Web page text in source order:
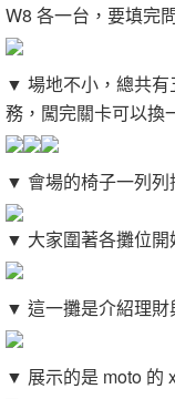
W8 各一台，要填完
▼ 場地不小，總共有
務，闖完關卡可以換
▼ 會場的椅子一列列
▼ 大家圍著各攤位開
▼ 這一攤是介紹理財
▼ 展示的是 moto 的